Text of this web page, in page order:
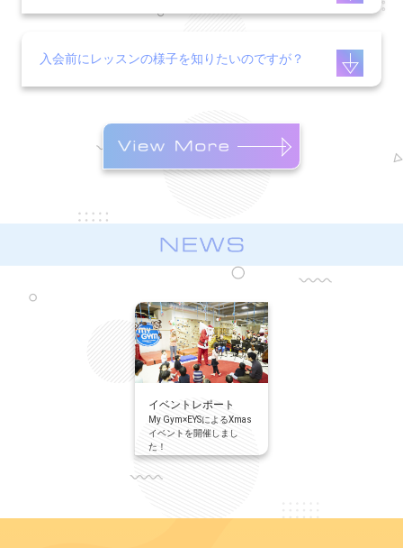
入会前にレッスンの様子を知りたいのですが？
イベントレポート
My Gym×EYSによるXmas
イベントを開催しまし
た！